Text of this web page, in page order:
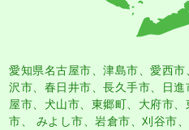
愛知県名古屋市、津島市、愛西市
沢市、春日井市、長久手市、日
屋市、犬山市、東郷町、大府市
市、 みよし市、岩倉市、刈谷市